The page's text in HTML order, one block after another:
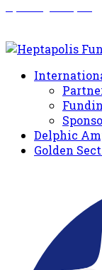
Delphic
Golden